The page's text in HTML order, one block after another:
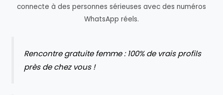
connecte à des personnes sérieuses avec des numéros
WhatsApp réels.
Rencontre gratuite femme : 100% de vrais profils
près de chez vous !